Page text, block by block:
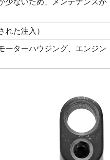
れた注入）
ーターハウジング、エンジン